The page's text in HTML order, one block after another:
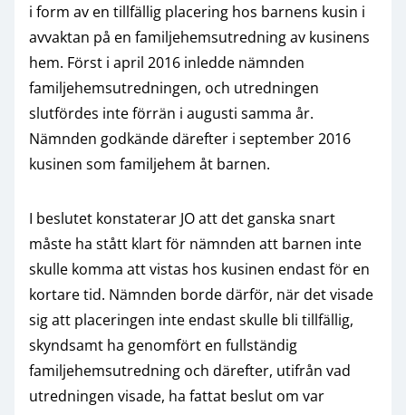
i form av en tillfällig placering hos barnens kusin i
avvaktan på en familjehemsutredning av kusinens
hem. Först i april 2016 inledde nämnden
familjehemsutredningen, och utredningen
slutfördes inte förrän i augusti samma år.
Nämnden godkände därefter i september 2016
kusinen som familjehem åt barnen.
I beslutet konstaterar JO att det ganska snart
måste ha stått klart för nämnden att barnen inte
skulle komma att vistas hos kusinen endast för en
kortare tid. Nämnden borde därför, när det visade
sig att placeringen inte endast skulle bli tillfällig,
skyndsamt ha genomfört en fullständig
familjehemsutredning och därefter, utifrån vad
utredningen visade, ha fattat beslut om var